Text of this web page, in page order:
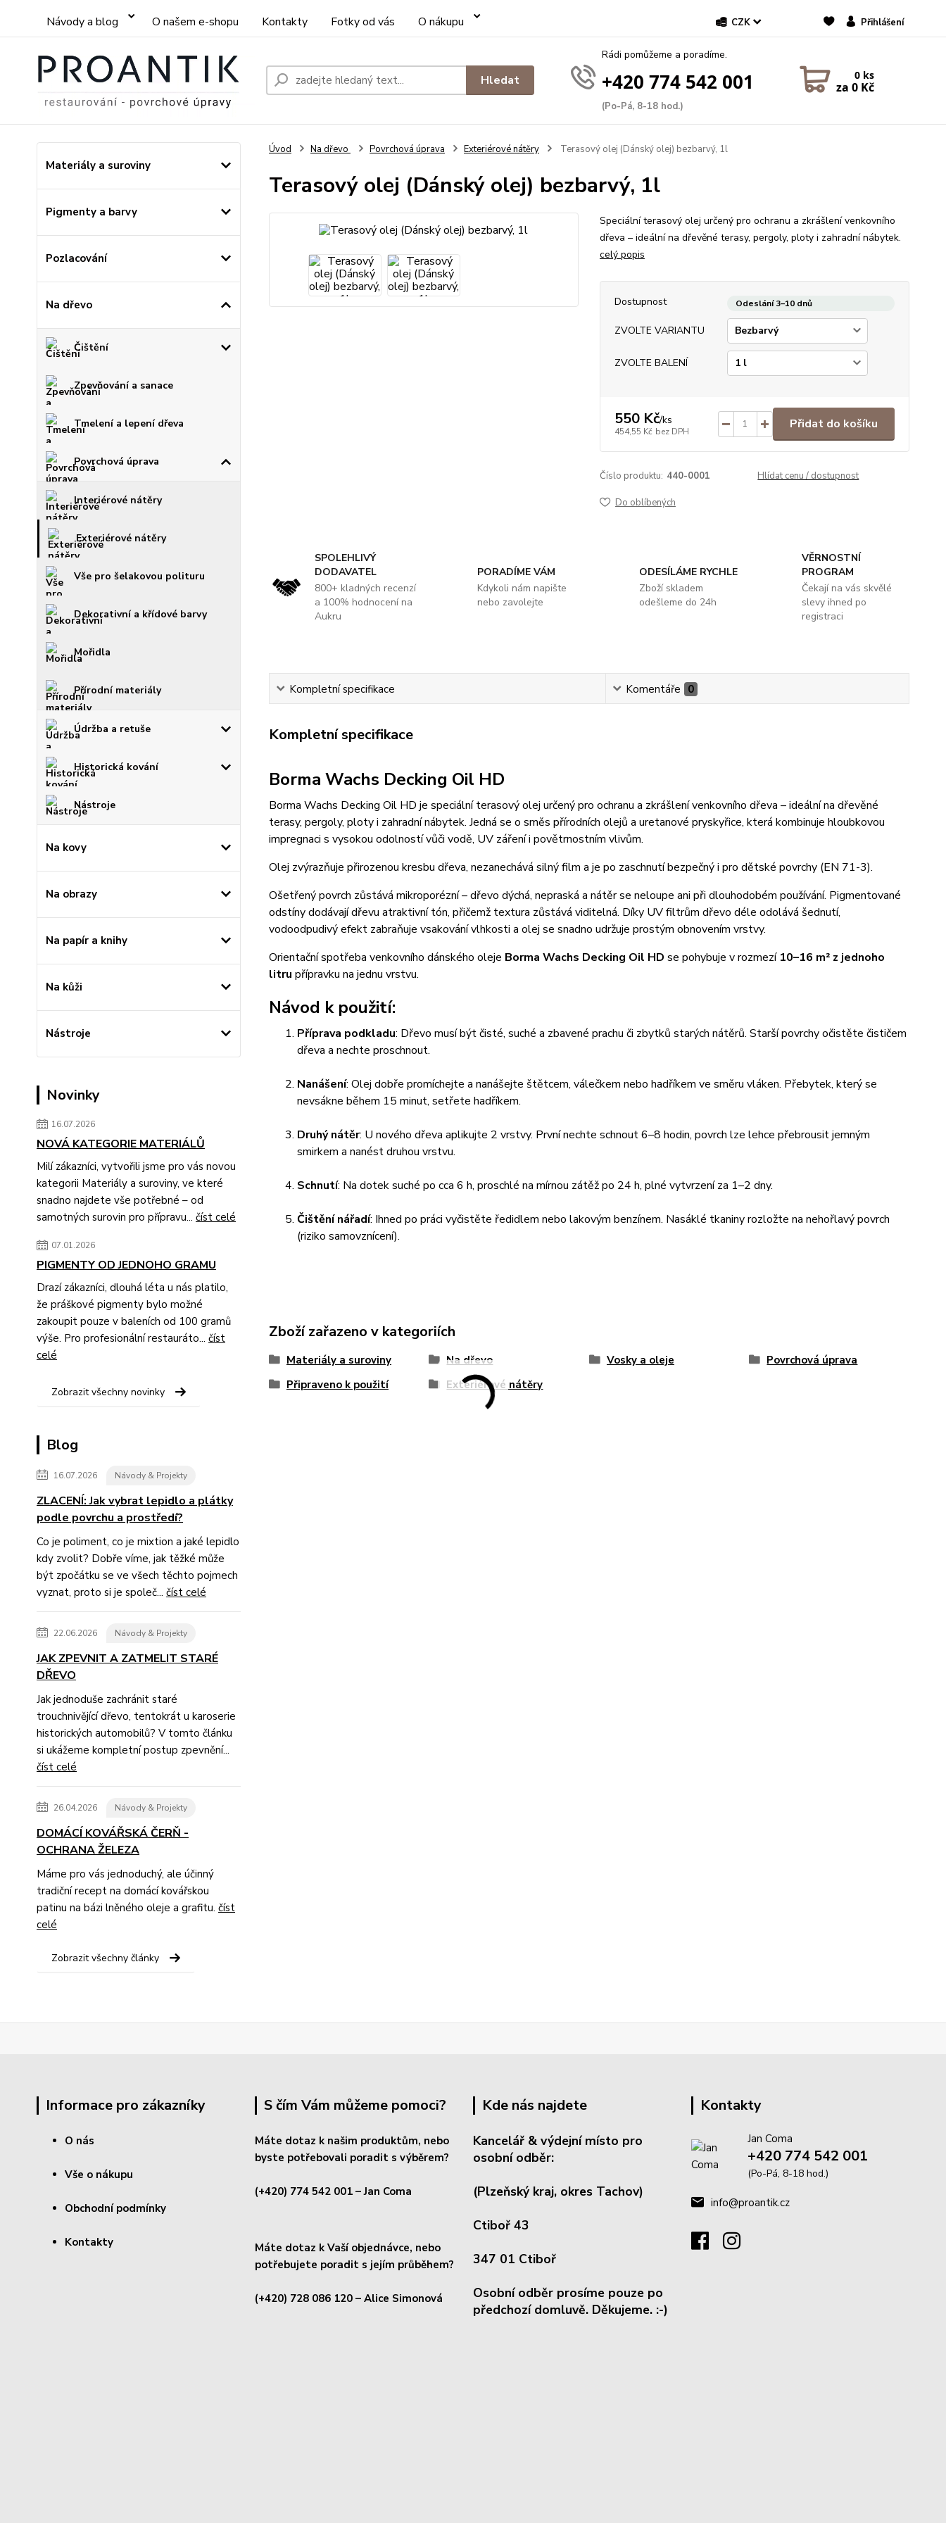
Návody a blog O našem e-shopu Kontakty Fotky od vás O nákupu CZK Přihlášení
Hledat
Rádi pomůžeme a poradíme.
+420 774 542 001
(Po-Pá, 8-18 hod.)
0 ks
za 0 Kč
Materiály a suroviny
Pigmenty a barvy
Pozlacování
Na dřevo
Čištění
Zpevňování a sanace
Tmelení a lepení dřeva
Povrchová úprava
Interiérové nátěry
Exteriérové nátěry
Vše pro šelakovou polituru
Dekorativní a křídové barvy
Mořidla
Přírodní materiály
Údržba a retuše
Historická kování
Nástroje
Na kovy
Na obrazy
Na papír a knihy
Na kůži
Nástroje
Novinky
16.07.2026
NOVÁ KATEGORIE MATERIÁLŮ
Milí zákazníci, vytvořili jsme pro vás novou
kategorii Materiály a suroviny, ve které
snadno najdete vše potřebné – od
samotných surovin pro přípravu... číst celé
07.01.2026
PIGMENTY OD JEDNOHO GRAMU
Drazí zákazníci, dlouhá léta u nás platilo,
že práškové pigmenty bylo možné
zakoupit pouze v baleních od 100 gramů
výše. Pro profesionální restauráto... číst
celé
Zobrazit všechny novinky
Blog
16.07.2026 Návody & Projekty
ZLACENÍ: Jak vybrat lepidlo a plátky
podle povrchu a prostředí?
Co je poliment, co je mixtion a jaké lepidlo
kdy zvolit? Dobře víme, jak těžké může
být zpočátku se ve všech těchto pojmech
vyznat, proto si je společ... číst celé
22.06.2026 Návody & Projekty
JAK ZPEVNIT A ZATMELIT STARÉ
DŘEVO
Jak jednoduše zachránit staré
trouchnivějící dřevo, tentokrát u karoserie
historických automobilů? V tomto článku
si ukážeme kompletní postup zpevnění...
číst celé
26.04.2026 Návody & Projekty
DOMÁCÍ KOVÁŘSKÁ ČERŇ -
OCHRANA ŽELEZA
Máme pro vás jednoduchý, ale účinný
tradiční recept na domácí kovářskou
patinu na bázi lněného oleje a grafitu. číst
celé
Zobrazit všechny články
Úvod Na dřevo Povrchová úprava Exteriérové nátěry Terasový olej (Dánský olej) bezbarvý, 1l
Terasový olej (Dánský olej) bezbarvý, 1l
Speciální terasový olej určený pro ochranu a zkrášlení venkovního
dřeva – ideální na dřevěné terasy, pergoly, ploty i zahradní nábytek.
celý popis
Dostupnost Odeslání 3–10 dnů
ZVOLTE VARIANTU
ZVOLTE BALENÍ
550 Kč/ks
454,55 Kč bez DPH
Přidat do košíku
Číslo produktu: 440-0001 Hlídat cenu / dostupnost
Do oblíbených
SPOLEHLIVÝ
DODAVATEL
800+ kladných recenzí
a 100% hodnocení na
Aukru
PORADÍME VÁM
Kdykoli nám napište
nebo zavolejte
ODESÍLÁME RYCHLE
Zboží skladem
odešleme do 24h
VĚRNOSTNÍ
PROGRAM
Čekají na vás skvělé
slevy ihned po
registraci
Kompletní specifikace Komentáře 0
Kompletní specifikace
Borma Wachs Decking Oil HD
Borma Wachs Decking Oil HD je speciální terasový olej určený pro ochranu a zkrášlení venkovního dřeva – ideální na dřevěné
terasy, pergoly, ploty i zahradní nábytek. Jedná se o směs přírodních olejů a uretanové pryskyřice, která kombinuje hloubkovou
impregnaci s vysokou odolností vůči vodě, UV záření i povětrnostním vlivům.
Olej zvýrazňuje přirozenou kresbu dřeva, nezanechává silný film a je po zaschnutí bezpečný i pro dětské povrchy (EN 71-3).
Ošetřený povrch zůstává mikroporézní – dřevo dýchá, nepraská a nátěr se neloupe ani při dlouhodobém používání. Pigmentované
odstíny dodávají dřevu atraktivní tón, přičemž textura zůstává viditelná. Díky UV filtrům dřevo déle odolává šednutí,
vodoodpudivý efekt zabraňuje vsakování vlhkosti a olej se snadno udržuje prostým obnovením vrstvy.
Orientační spotřeba venkovního dánského oleje Borma Wachs Decking Oil HD se pohybuje v rozmezí 10–16 m² z jednoho
litru přípravku na jednu vrstvu.
Návod k použití:
Příprava podkladu: Dřevo musí být čisté, suché a zbavené prachu či zbytků starých nátěrů. Starší povrchy očistěte čističem
dřeva a nechte proschnout.
Nanášení: Olej dobře promíchejte a nanášejte štětcem, válečkem nebo hadříkem ve směru vláken. Přebytek, který se
nevsákne během 15 minut, setřete hadříkem.
Druhý nátěr: U nového dřeva aplikujte 2 vrstvy. První nechte schnout 6–8 hodin, povrch lze lehce přebrousit jemným
smirkem a nanést druhou vrstvu.
Schnutí: Na dotek suché po cca 6 h, proschlé na mírnou zátěž po 24 h, plné vytvrzení za 1–2 dny.
Čištění nářadí: Ihned po práci vyčistěte ředidlem nebo lakovým benzínem. Nasáklé tkaniny rozložte na nehořlavý povrch
(riziko samovznícení).
Zboží zařazeno v kategoriích
Materiály a suroviny Na dřevo Vosky a oleje
Povrchová úprava
Připraveno k použití
Exteriérové nátěry
Informace pro zákazníky
O nás
Vše o nákupu
Obchodní podmínky
Kontakty
S čím Vám můžeme pomoci?
Máte dotaz k našim produktům, nebo
byste potřebovali poradit s výběrem?
(+420) 774 542 001 – Jan Coma
Máte dotaz k Vaší objednávce, nebo
potřebujete poradit s jejím průběhem?
(+420) 728 086 120 – Alice Simonová
Kde nás najdete
Kancelář & výdejní místo pro
osobní odběr:
(Plzeňský kraj, okres Tachov)
Ctiboř 43
347 01 Ctiboř
Osobní odběr prosíme pouze po
předchozí domluvě. Děkujeme. :-)
Kontakty
Jan Coma
+420 774 542 001
(Po-Pá, 8-18 hod.)
info@proantik.cz